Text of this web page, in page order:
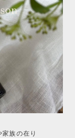
族の在り